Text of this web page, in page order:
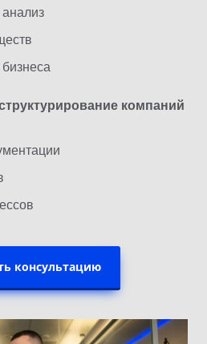
компаний
консультацию